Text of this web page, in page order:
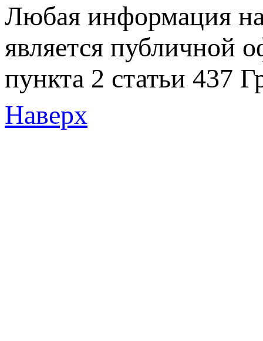
Любая информация на
является публичной
пункта 2 статьи 437
Наверх